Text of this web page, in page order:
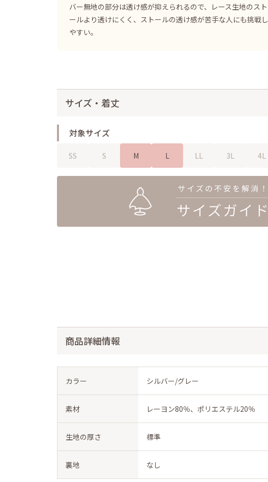
バー無地の部分は透け感が抑えられるので、レース生地のスト
ールより透けにくく、ストールの透け感が苦手な人にも挑戦し
やすい。
サイズ・着丈
対象サイズ
SS S M L LL 3L 4L
商品詳細情報
カラー シルバー/グレー
素材 レーヨン80％、ポリエステル20％
生地の厚さ 標準
裏地 なし